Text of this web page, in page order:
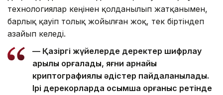
технологиялар кеңінен қолданылып жатқанымен,
барлық қауіп толық жойылған жоқ, тек біртіндеп
азайып келеді.
— Қазіргі жүйелерде деректер шифрлау
арқылы қорғалады, яғни арнайы
криптографиялық әдістер пайдаланылады.
Ірі дерекқорларда қосымша қорғаныс ретінде